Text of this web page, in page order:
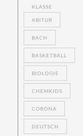
KLASSE
ABITUR
BACH
BASKETBALL
BIOLOGIE
CHEMKIDS
CORONA
DEUTSCH